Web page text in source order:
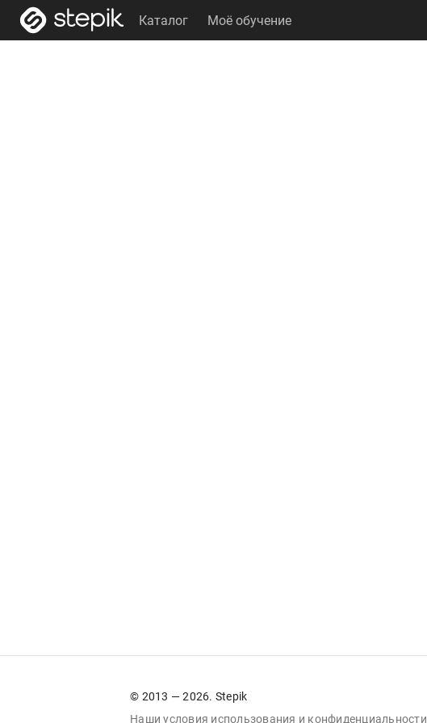
Каталог Моё обучение
© 2013 — 2026. Stepik
Наши условия использования и конфиденциальности